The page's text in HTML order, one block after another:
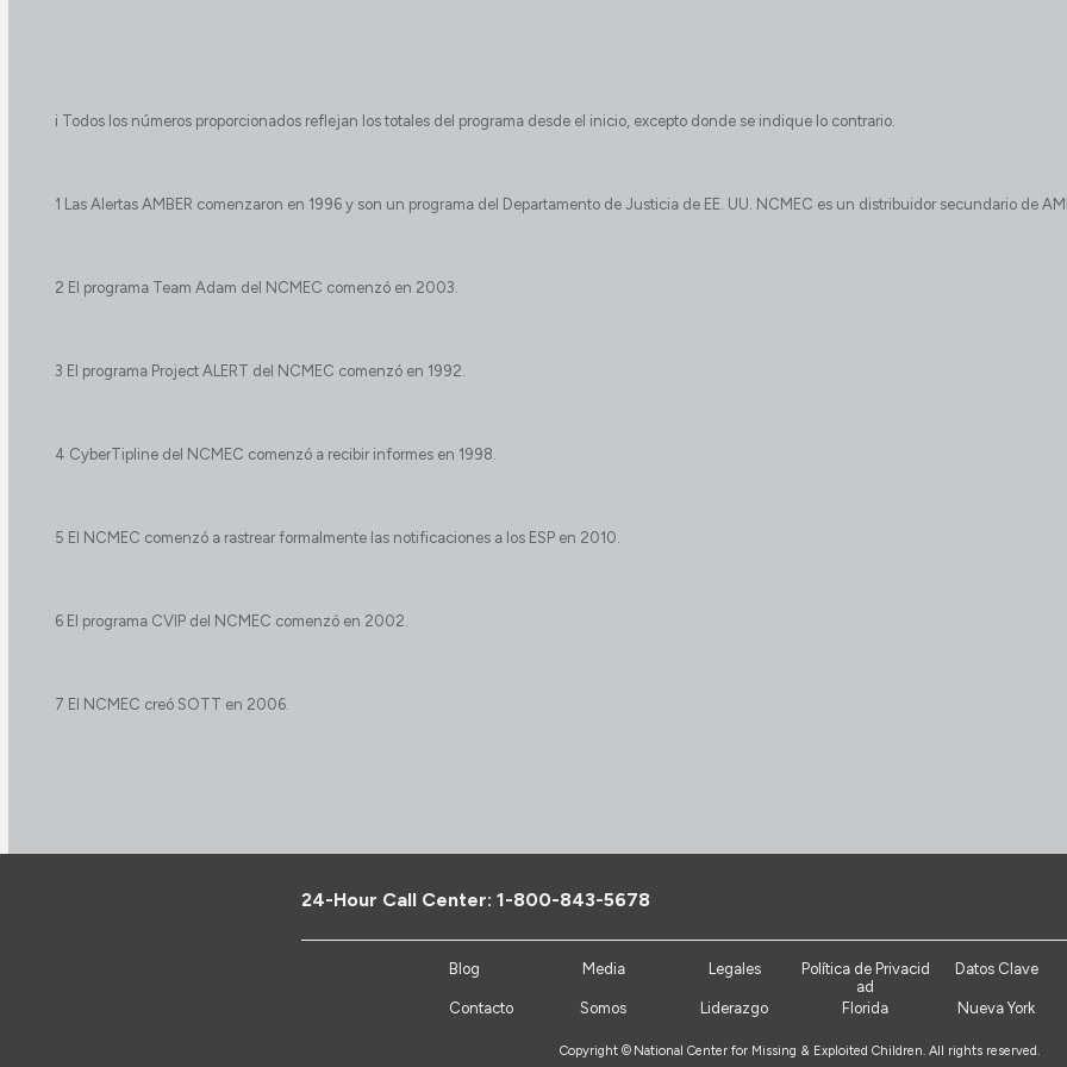
i Todos los números proporcionados reflejan los totales del programa desde el inicio, excepto donde se indique lo contrario.
1 Las Alertas AMBER comenzaron en 1996 y son un programa del Departamento de Justicia de EE. UU. NCMEC es un distribuidor secundario de
2 El programa Team Adam del NCMEC comenzó en 2003.
3 El programa Project ALERT del NCMEC comenzó en 1992.
4 CyberTipline del NCMEC comenzó a recibir informes en 1998.
5 El NCMEC comenzó a rastrear formalmente las notificaciones a los ESP en 2010.
6 El programa CVIP del NCMEC comenzó en 2002.
7 El NCMEC creó SOTT en 2006.
24-Hour Call Center: 1-800-843-5678
Blog Media Legales
Política de Privacid
ad
Datos Clave
Contacto Somos Liderazgo Florida Nueva York
Copyright © National Center for Missing & Exploited Children. All rights reserved.